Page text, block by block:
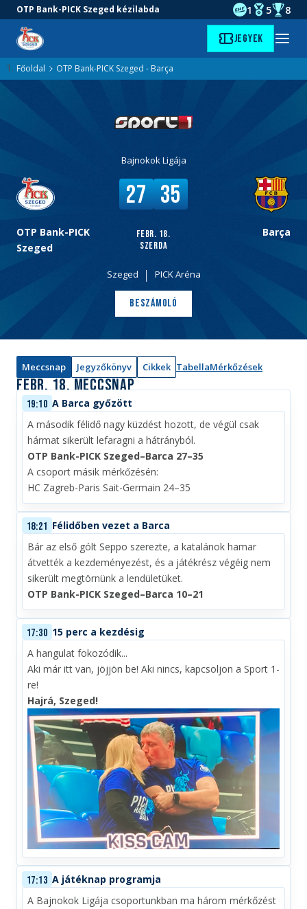
Ugrás
fő
tartalomra
Ugrás
oldal
aljára
OTP Bank-PICK Szeged kézilabda
EHF
1
Magyar
5 8
Kezdőlap Jegyek Menü
Főoldal OTP Bank-PICK Szeged - Barça
Bajnokok Ligája
OTP Bank-PICK
Szeged
v
s
.
Barça
febr. 18.
szerda
V
é
e
r
e
d
m
é
n
y
:
27 35
Szeged PICK Aréna
Beszámoló
Meccsnap Jegyzőkönyv Cikkek TabellaMérkőzések
febr. 18.Meccsnap
19:10 A Barca győzött
A második félidő nagy küzdést hozott, de végül csak
hármat sikerült lefaragni a hátrányból.
OTP Bank-PICK Szeged–Barca 27–35
A csoport másik mérkőzésén:
HC Zagreb-Paris Sait-Germain 24–35
18:21 Félidőben vezet a Barca
Bár az első gólt Seppo szerezte, a katalánok hamar
átvették a kezdeményezést, és a játékrész végéig nem
sikerült megtörnünk a lendületüket.
OTP Bank-PICK Szeged–Barca 10–21
17:30 15 perc a kezdésig
A hangulat fokozódik...
Aki már itt van, jöjjön be! Aki nincs, kapcsoljon a Sport 1-
re!
Hajrá, Szeged!
17:13 A játéknap programja
A Bajnokok Ligája csoportunkban ma három mérkőzést